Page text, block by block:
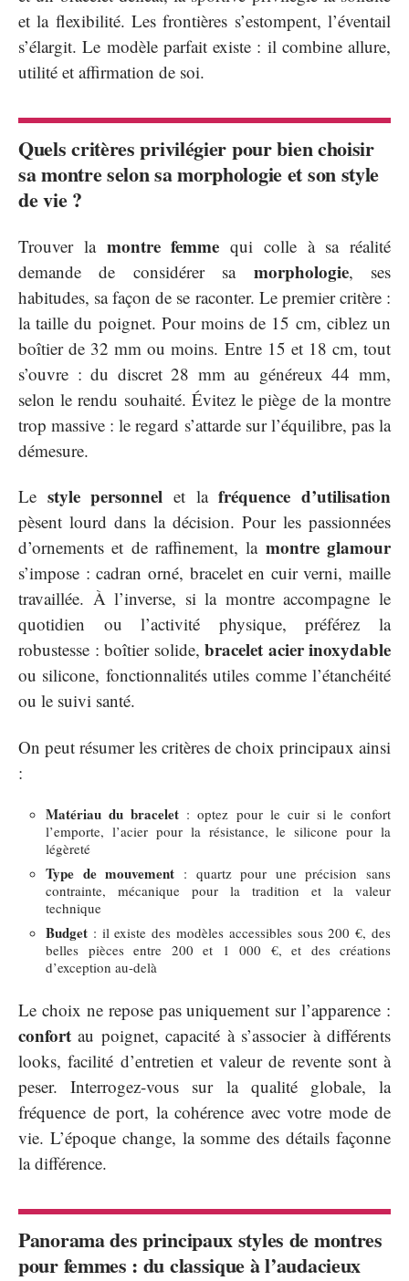
et la flexibilité. Les frontières s’estompent, l’éventail
s’élargit. Le modèle parfait existe : il combine allure,
utilité et affirmation de soi.
Quels critères privilégier pour bien choisir
sa montre selon sa morphologie et son style
de vie ?
Trouver la montre femme qui colle à sa réalité
demande de considérer sa morphologie, ses
habitudes, sa façon de se raconter. Le premier critère :
la taille du poignet. Pour moins de 15 cm, ciblez un
boîtier de 32 mm ou moins. Entre 15 et 18 cm, tout
s’ouvre : du discret 28 mm au généreux 44 mm,
selon le rendu souhaité. Évitez le piège de la montre
trop massive : le regard s’attarde sur l’équilibre, pas la
démesure.
Le style personnel et lafréquence d’utilisation
pèsent lourd dans la décision. Pour les passionnées
d’ornements et de raffinement, la montre glamour
s’impose : cadran orné, bracelet en cuir verni, maille
travaillée. À l’inverse, si la montre accompagne le
quotidien ou l’activité physique, préférez la
robustesse : boîtier solide, bracelet acier inoxydable
ou silicone, fonctionnalités utiles comme l’étanchéité
ou le suivi santé.
On peut résumer les critères de choix principaux ainsi
:
Matériau du bracelet : optez pour le cuir si le confort
l’emporte, l’acier pour la résistance, le silicone pour la
légèreté
Type de mouvement : quartz pour une précision sans
contrainte, mécanique pour la tradition et la valeur
technique
Budget : il existe des modèles accessibles sous 200 €, des
belles pièces entre 200 et 1 000 €, et des créations
d’exception au-delà
Le choix ne repose pas uniquement sur l’apparence :
confort au poignet, capacité à s’associer à différents
looks, facilité d’entretien et valeur de revente sont à
peser. Interrogez-vous sur la qualité globale, la
fréquence de port, la cohérence avec votre mode de
vie. L’époque change, la somme des détails façonne
la différence.
Panorama des principaux styles de montres
pour femmes : du classique à l’audacieux